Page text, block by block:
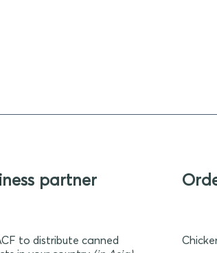
partner
to distribute canned